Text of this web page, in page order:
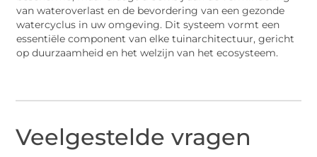
van wateroverlast en de bevordering van een gezonde
watercyclus in uw omgeving. Dit systeem vormt een
essentiële component van elke tuinarchitectuur, gericht
op duurzaamheid en het welzijn van het ecosysteem.
Veelgestelde vragen